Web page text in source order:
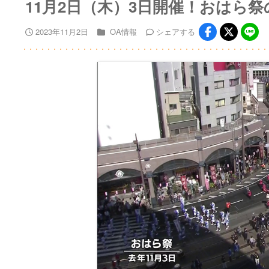
11月2日（木）3日開催！おはら
2023年11月2日 OA情報 シェアする